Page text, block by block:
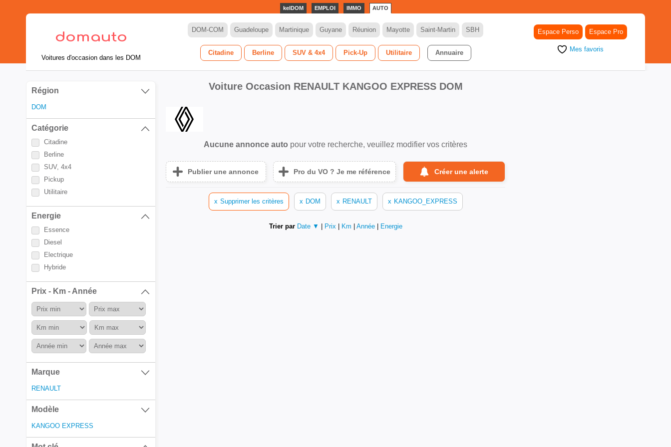
kelDOM EMPLOI IMMO AUTO
Voitures d'occasion dans les DOM
DOM-COM Guadeloupe Martinique Guyane Réunion Mayotte Saint-Martin SBH
Citadine Berline SUV & 4x4 Pick-Up Utilitaire Annuaire
Espace Perso Espace Pro
Mes favoris
Région
DOM
Catégorie
Citadine
Berline
SUV, 4x4
Pickup
Utilitaire
Energie
Essence
Diesel
Electrique
Hybride
Prix - Km - Année
Marque
RENAULT
Modèle
KANGOO EXPRESS
Voiture Occasion RENAULT KANGOO EXPRESS DOM
Aucune annonce auto pour votre recherche, veuillez modifier vos critères
Publier une annonce Pro du VO ? Je me référence Créer une alerte
x Supprimer les critères x DOM x RENAULT x KANGOO_EXPRESS
Trier par Date ▼ Prix Km Année Energie